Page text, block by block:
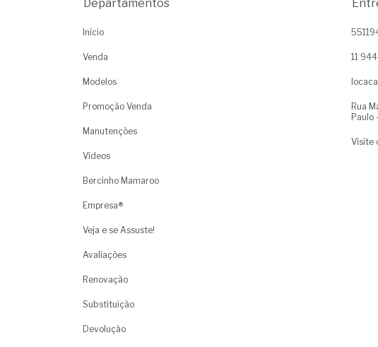
Departamentos
Início
Venda
Modelos
Promoção Venda
Manutenções
Vídeos
Bercinho Mamaroo
Empresa®
Veja e se Assuste!
Avaliações
Renovação
Substituição
Devolução
11
Rua
Paulo
Visite